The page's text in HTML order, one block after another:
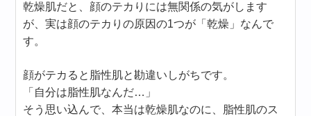
乾燥肌だと、顔のテカりには無関係の気がします
が、実は顔のテカりの原因の1つが「乾燥」なんで
す。
顔がテカると脂性肌と勘違いしがちです。
「自分は脂性肌なんだ…」
そう思い込んで、本当は乾燥肌なのに、脂性肌のス